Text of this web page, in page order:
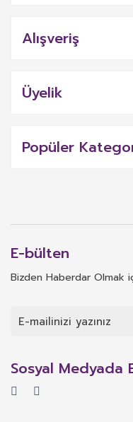
Alışveriş
Üyelik
Popüler
E-bülten
Bizden Haberdar Olmak
Sosyal Medyada